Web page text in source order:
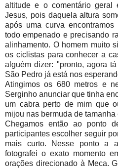
altitude e o comentário geral
Jesus, pois daquela altura
após uma curva
todo empenado e precisando
alinhamento. O homem muito
os ciclistas para conhecer a
alguém dizer: "pronto, agora
São Pedro já está nos
Atingimos os 680 metros e
Serginho anunciar que tinha
um cabra perto de mim que
mijou nas bermuda de tamanha
Chegamos então ao ponto
participantes escolher seguir
mais curto. Nesse ponto a
fotografei o exato momento
orações direcionado à Meca.